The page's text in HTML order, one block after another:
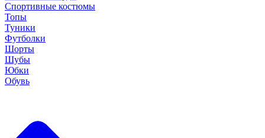
Спортивные костюмы
Топы
Туники
Футболки
Шорты
Шубы
Юбки
Обувь